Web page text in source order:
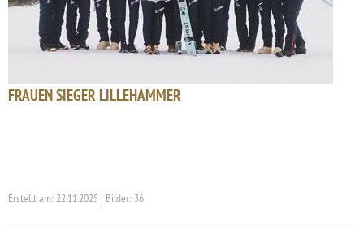
FRAUEN SIEGER LILLEHAMMER
Erstellt am: 22.11.2025 | Bilder: 36